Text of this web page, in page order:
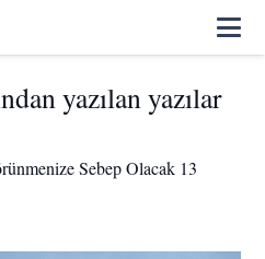
yazılan yazılar
Sebep Olacak 13